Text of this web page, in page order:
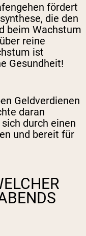
fördert
die den
beim Wachstum
reine
ist
Gesundheit!
Geldverdienen
daran
durch einen
und bereit für